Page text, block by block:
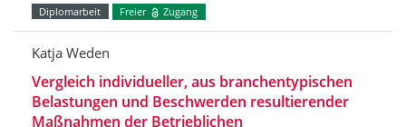
Diplomarbeit Freier Zugang
Katja Weden
Vergleich individueller, aus branchentypischen
Belastungen und Beschwerden resultierender
Maßnahmen der Betrieblichen